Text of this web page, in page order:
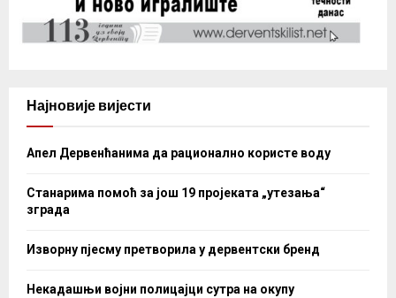
Најновије вијести
Апел Дервенћанима да рационално користе воду
Станарима помоћ за још 19 пројеката „утезања“
зграда
Изворну пјесму претворила у дервентски бренд
Некадашњи војни полицајци сутра на окупу